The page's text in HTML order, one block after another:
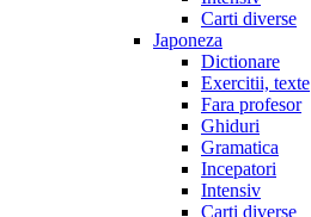
Carti diverse
Japoneza
Dictionare
Exercitii, texte
Fara profesor
Ghiduri
Gramatica
Incepatori
Intensiv
Carti diverse